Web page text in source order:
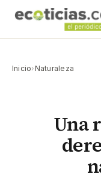
Inicio› Naturaleza
Una